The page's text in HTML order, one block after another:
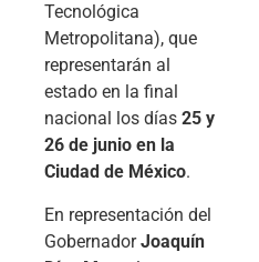
Tecnológica
Metropolitana), que
representarán al
estado en la final
nacional los días 25 y
26 de junio en la
Ciudad de México.
En representación del
GobernadorJoaquín